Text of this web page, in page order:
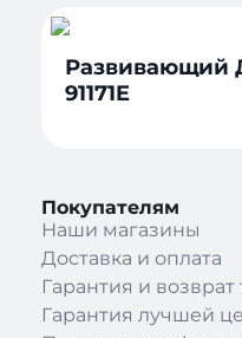
Развивающий
91171E
Покупателям
Наши магазины
Доставка и оплата
Гарантия и возврат
Гарантия лучшей